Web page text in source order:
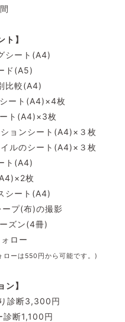
ト】
シート(A4)
ド(A5)
比較(A4)
ート(A4)×4枚
ト(A4)×3枚
ョンシート(A4)×３枚
ルのシート(A4)×３枚
ト(A4)
枚
シート(A4)
プ(布)の撮影
ズン(4冊)
ロー
ローは550円から可能です。)
ン】
診断3,300円
診断1,100円